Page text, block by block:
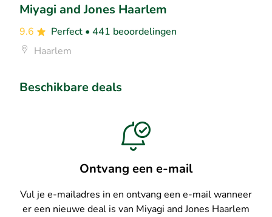
Miyagi and Jones Haarlem
9.6 Perfect • 441 beoordelingen
Haarlem
Beschikbare deals
Ontvang een e-mail
Vul je e-mailadres in en ontvang een e-mail wanneer
er een nieuwe deal is van Miyagi and Jones Haarlem